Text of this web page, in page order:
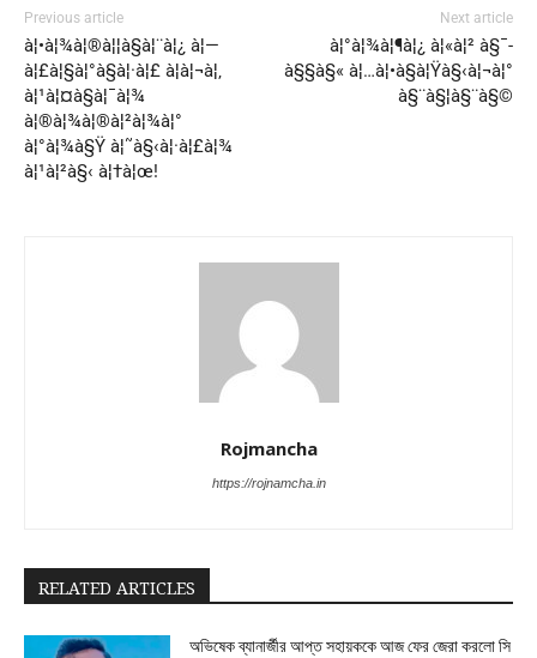
Previous article
à¦•à¦¾à¦®à¦¦à§à¦¨à¦¿ à¦—
à¦£à¦§à¦°à§à¦·à¦£ à¦à¦¬à¦‚
à¦¹à¦¤à§à¦¯à¦¾
à¦®à¦¾à¦®à¦²à¦¾à¦°
à¦°à¦¾à§Ÿ à¦˜à§‹à¦·à¦£à¦¾
à¦¹à¦²à§‹ à¦†à¦œ!
Next article
à¦°à¦¾à¦¶à¦¿ à¦«à¦² à§¯-
à§§à§« à¦…à¦•à§à¦Ÿà§‹à¦¬à¦°
à§¨à§¦à§¨à§©
Rojmancha
https://rojnamcha.in
RELATED ARTICLES
অভিষেক ব্যানার্জীর আপ্ত সহায়ককে আজ ফের জেরা করলো সি